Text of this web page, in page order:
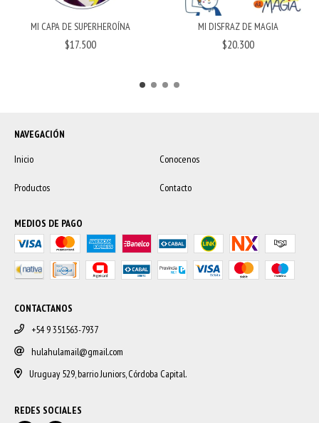
MI CAPA DE SUPERHEROÍNA
$17.500
MI DISFRAZ DE MAGIA
$20.300
NAVEGACIÓN
Inicio
Conocenos
Productos Contacto
MEDIOS DE PAGO
CONTACTANOS
+54 9 351563-7937
hulahulamail@gmail.com
Uruguay 529, barrio Juniors, Córdoba Capital.
REDES SOCIALES